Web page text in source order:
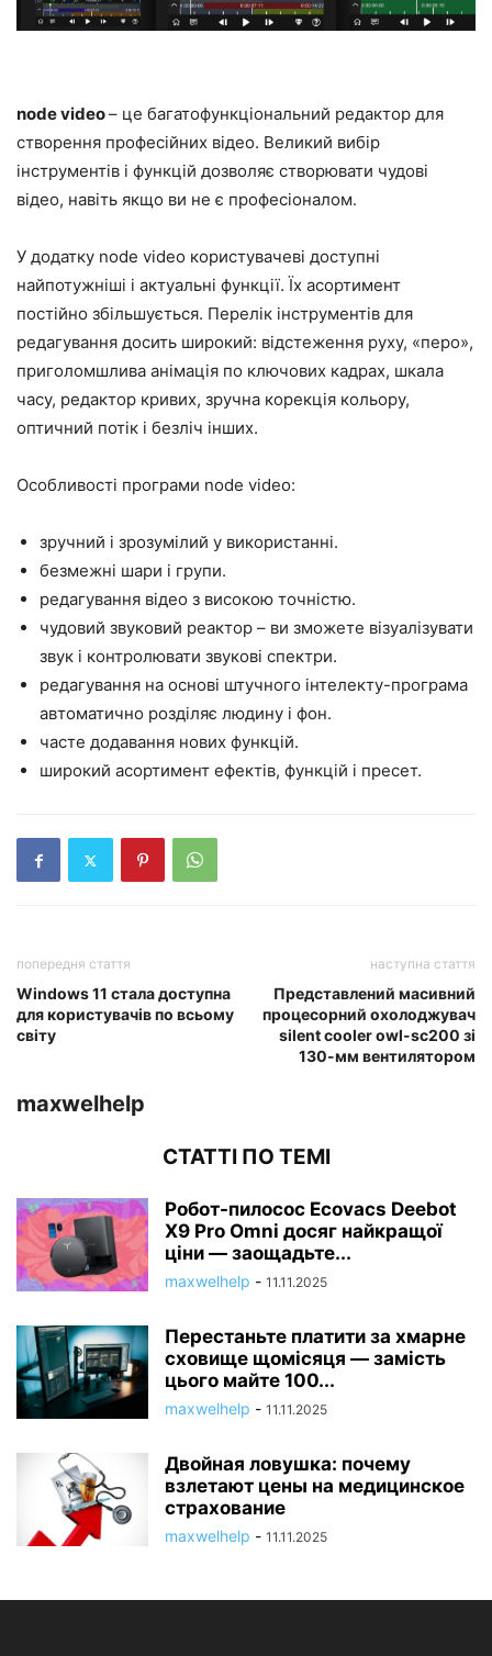
node video– це багатофункціональний редактор для
створення професійних відео. Великий вибір
інструментів і функцій дозволяє створювати чудові
відео, навіть якщо ви не є професіоналом.
У додатку node video користувачеві доступні
найпотужніші і актуальні функції. Їх асортимент
постійно збільшується. Перелік інструментів для
редагування досить широкий: відстеження руху, «перо»,
приголомшлива анімація по ключових кадрах, шкала
часу, редактор кривих, зручна корекція кольору,
оптичний потік і безліч інших.
Особливості програми node video:
зручний і зрозумілий у використанні.
безмежні шари і групи.
редагування відео з високою точністю.
чудовий звуковий реактор – ви зможете візуалізувати
звук і контролювати звукові спектри.
редагування на основі штучного інтелекту-програма
автоматично розділяє людину і фон.
часте додавання нових функцій.
широкий асортимент ефектів, функцій і пресет.
попередня стаття
Windows 11 стала доступна
для користувачів по всьому
світу
наступна стаття
Представлений масивний
процесорний охолоджувач
silent cooler owl-sc200 зі
130-мм вентилятором
maxwelhelp
СТАТТІ ПО ТЕМІ
Робот-пилосос Ecovacs Deebot
X9 Pro Omni досяг найкращої
ціни — заощадьте...
maxwelhelp - 11.11.2025
Перестаньте платити за хмарне
сховище щомісяця — замість
цього майте 100...
maxwelhelp - 11.11.2025
Двойная ловушка: почему
взлетают цены на медицинское
страхование
maxwelhelp - 11.11.2025